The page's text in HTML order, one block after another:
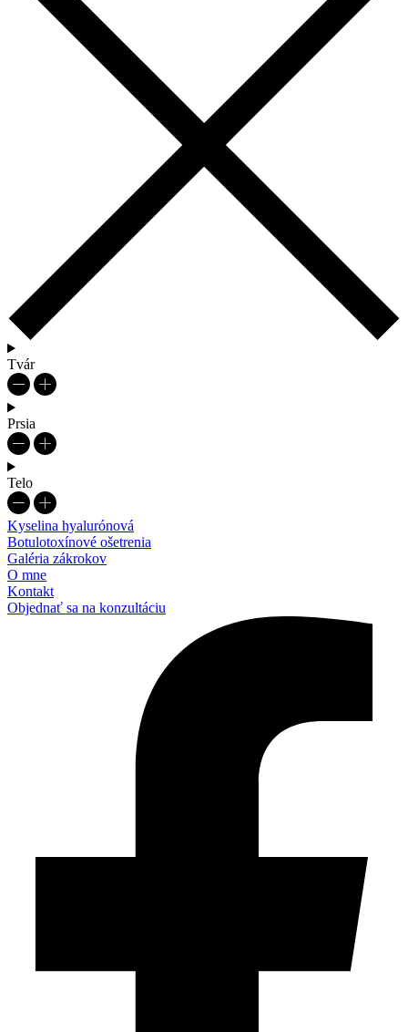
Tvár
Prsia
Telo
Kyselina hyalurónová
Botulotoxínové ošetrenia
Galéria zákrokov
O mne
Kontakt
Objednať sa na konzultáciu